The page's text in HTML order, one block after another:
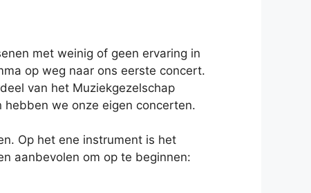
met weinig of geen ervaring in
op weg naar ons eerste concert.
van het Muziekgezelschap
we onze eigen concerten.
Op het ene instrument is het
aanbevolen om op te beginnen: